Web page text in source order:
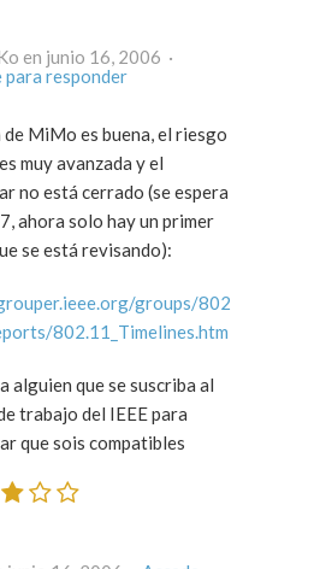
XceptiKo en junio 16, 2006 ·
para responder
de MiMo es buena, el riesgo
muy avanzada y el
no está cerrado (se espera
ahora solo hay un primer
se está revisando):
groups/802
802.11_Timelines.htm
alguien que se suscriba al
trabajo del IEEE para
que sois compatibles